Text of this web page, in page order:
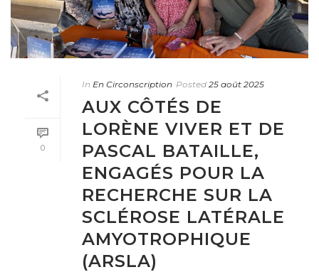
0
In En Circonscription Posted 25 août 2025
AUX CÔTÉS DE
LORÈNE VIVER ET DE
PASCAL BATAILLE,
ENGAGÉS POUR LA
RECHERCHE SUR LA
SCLÉROSE LATÉRALE
AMYOTROPHIQUE
(ARSLA)